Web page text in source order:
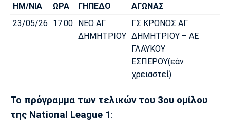
ΗΜ/ΝΙΑ ΩΡΑ ΓΗΠΕΔΟ
ΑΓΩΝΑΣ
23/05/26
17.00 ΝΕΟ ΑΓ.
ΔΗΜΗΤΡΙΟΥ
ΓΣ ΚΡΟΝΟΣ ΑΓ.
ΔΗΜΗΤΡΙΟΥ – ΑΕ
ΓΛΑΥΚΟΥ
ΕΣΠΕΡΟΥ(εάν
χρειαστεί)
Το πρόγραμμα των τελικών του 3ου ομίλου
της National League 1: